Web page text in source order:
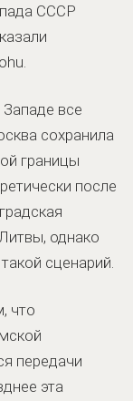
СССР
все
сохранила
границы
после
однако
сценарий.
что
передачи
эта